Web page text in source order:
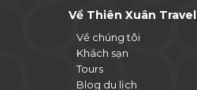
Về Thiên Xuân Travel
Về chúng tôi
Khách sạn
Tours
Blog du lịch